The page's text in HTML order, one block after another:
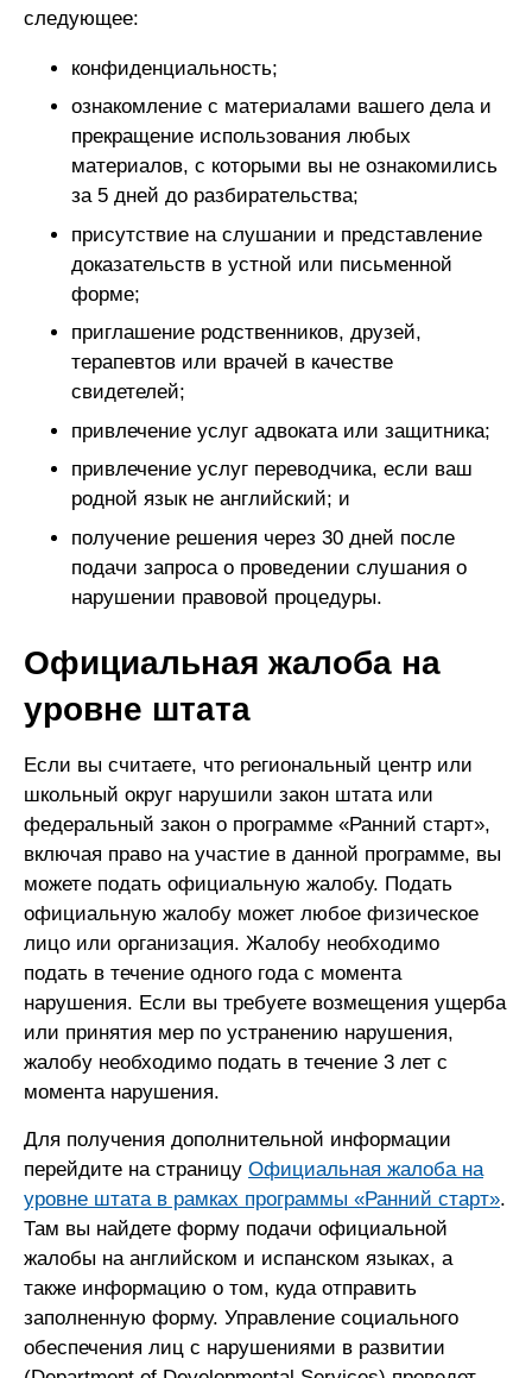
следующее:
конфиденциальность;
ознакомление с материалами вашего дела и
прекращение использования любых
материалов, с которыми вы не ознакомились
за 5 дней до разбирательства;
присутствие на слушании и представление
доказательств в устной или письменной
форме;
приглашение родственников, друзей,
терапевтов или врачей в качестве
свидетелей;
привлечение услуг адвоката или защитника;
привлечение услуг переводчика, если ваш
родной язык не английский; и
получение решения через 30 дней после
подачи запроса о проведении слушания о
нарушении правовой процедуры.
Официальная жалоба на
уровне штата
Если вы считаете, что региональный центр или
школьный округ нарушили закон штата или
федеральный закон о программе «Ранний старт»,
включая право на участие в данной программе, вы
можете подать официальную жалобу. Подать
официальную жалобу может любое физическое
лицо или организация. Жалобу необходимо
подать в течение одного года с момента
нарушения. Если вы требуете возмещения ущерба
или принятия мер по устранению нарушения,
жалобу необходимо подать в течение 3 лет с
момента нарушения.
Для получения дополнительной информации
перейдите на страницу Официальная жалоба на
уровне штата в рамках программы «Ранний старт».
Там вы найдете форму подачи официальной
жалобы на английском и испанском языках, а
также информацию о том, куда отправить
заполненную форму. Управление социального
обеспечения лиц с нарушениями в развитии